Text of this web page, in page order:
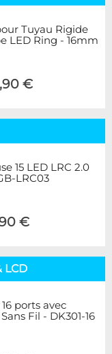
Tuyau Rigide
LED Ring - 16mm
€
15 LED LRC 2.0
LRC03
€
LCD
ports avec
Fil - DK301-16